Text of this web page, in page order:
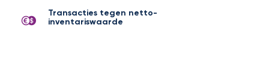
Transacties tegen netto-
inventariswaarde